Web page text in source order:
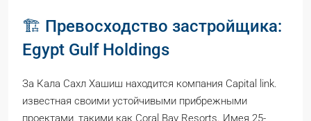
🏗️ Превосходство застройщика:
Egypt Gulf Holdings
За Кала Сахл Хашиш находится компания Capital link.
известная своими устойчивыми прибрежными
проектами, такими как Coral Bay Resorts. Имея 25-